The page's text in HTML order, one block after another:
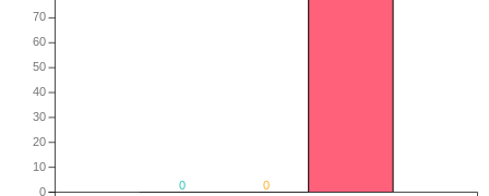
0 0
0
10
20
30
40
50
60
70